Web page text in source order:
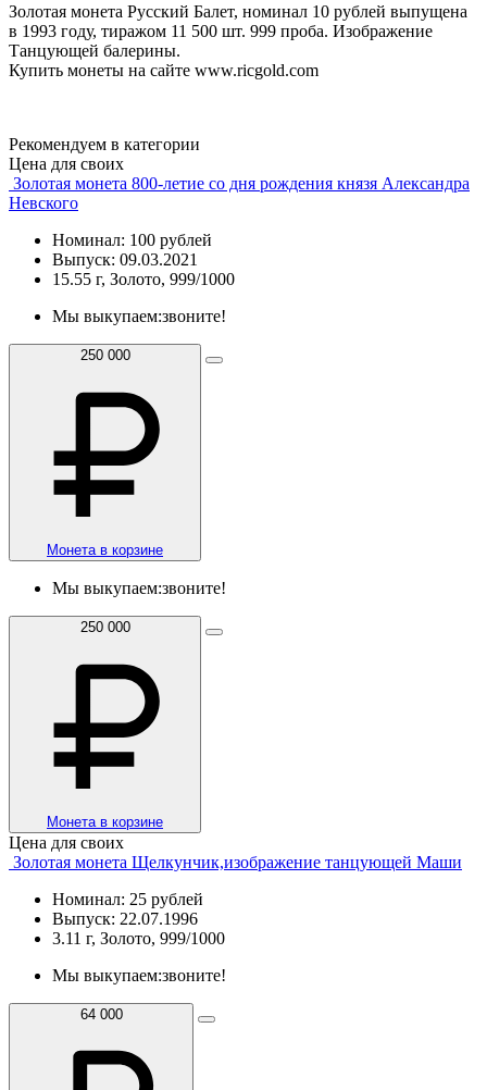
Золотая монета Русский Балет, номинал 10 рублей выпущена
в 1993 году, тиражом 11 500 шт. 999 проба. Изображение
Танцующей балерины.
Купить монеты на сайте www.ricgold.com
Рекомендуем в категории
Цена для своих
Золотая монета 800-летие со дня рождения князя Александра
Невского
Номинал: 100 рублей
Выпуск: 09.03.2021
15.55 г, Золото, 999/1000
Мы выкупаем:звоните!
250 000
Монета в корзине
Мы выкупаем:звоните!
250 000
Монета в корзине
Цена для своих
Золотая монета Щелкунчик,изображение танцующей Маши
Номинал: 25 рублей
Выпуск: 22.07.1996
3.11 г, Золото, 999/1000
Мы выкупаем:звоните!
64 000